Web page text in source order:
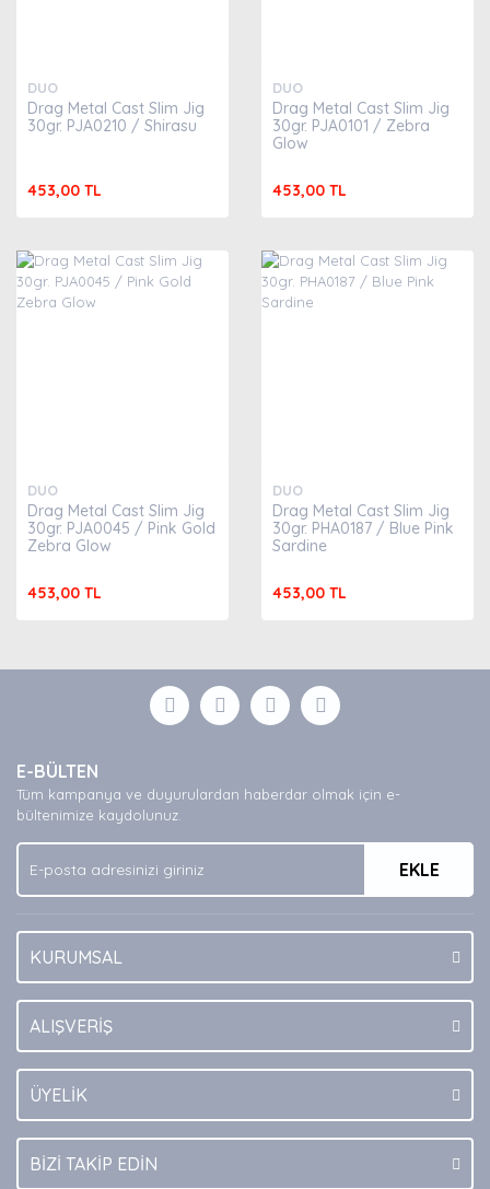
DUO
Drag Metal Cast Slim Jig
30gr. PJA0210 / Shirasu
453,00 TL
DUO
Drag Metal Cast Slim Jig
30gr. PJA0101 / Zebra
Glow
453,00 TL
DUO
Drag Metal Cast Slim Jig
30gr. PJA0045 / Pink Gold
Zebra Glow
453,00 TL
DUO
Drag Metal Cast Slim Jig
30gr. PHA0187 / Blue Pink
Sardine
453,00 TL
E-BÜLTEN
Tüm kampanya ve duyurulardan haberdar olmak için e-
bültenimize kaydolunuz.
EKLE
KURUMSAL
ALIŞVERİŞ
ÜYELİK
BİZİ TAKİP EDİN